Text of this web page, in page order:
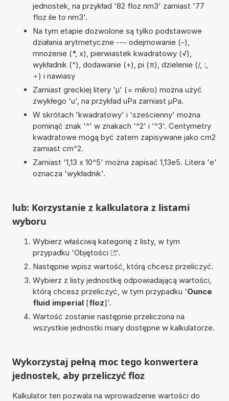
jednostek, na przykład '82 floz nm3' zamiast '77
floz ile to nm3'.
Na tym etapie dozwolone są tylko podstawowe
działania arytmetyczne --- odejmowanie (-),
mnożenie (*, x), pierwiastek kwadratowy (√),
wykładnik (^), dodawanie (+), pi (π), dzielenie (/, :,
÷) i nawiasy
Zamiast greckiej litery 'µ' (= mikro) można użyć
zwykłego 'u', na przykład uPa zamiast µPa.
W skrótach 'kwadratowy' i 'sześcienny' można
pominąć znak '^' w znakach '^2' i '^3'. Centymetry
kwadratowe mogą być zatem zapisywane jako cm2
zamiast cm^2.
Zamiast '1,13 x 10^5' można zapisać 1,13e5. Litera 'e'
oznacza 'wykładnik'.
lub: Korzystanie z kalkulatora z listami
wyboru
Wybierz właściwą kategorię z listy, w tym
przypadku 'Objętości
'.
Następnie wpisz wartość, którą chcesz przeliczyć.
Wybierz z listy jednostkę odpowiadającą wartości,
którą chcesz przeliczyć, w tym przypadku 'Ounce
fluid imperial[floz]'.
Wartość zostanie następnie przeliczona na
wszystkie jednostki miary dostępne w kalkulatorze.
Wykorzystaj pełną moc tego konwertera
jednostek, aby przeliczyć floz
Kalkulator ten pozwala na wprowadzenie wartości do